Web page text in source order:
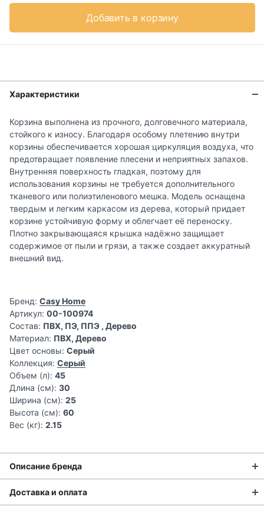
Добавить в корзину
Характеристики
Корзина выполнена из прочного, долговечного материала,
стойкого к износу. Благодаря особому плетению внутри
корзины обеспечивается хорошая циркуляция воздуха, что
предотвращает появление плесени и неприятных запахов.
Внутренняя поверхность гладкая, поэтому для
использования корзины не требуется дополнительного
тканевого или полиэтиленового мешка. Модель оснащена
твердым и легким каркасом из дерева, который придает
корзине устойчивую форму и облегчает её переноску.
Плотно закрывающаяся крышка надёжно защищает
содержимое от пыли и грязи, а также создает аккуратный
внешний вид.
Бренд: Casy Home
Артикул: 00-100974
Состав: ПВХ, ПЭ, ППЭ , Дерево
Материал: ПВХ, Дерево
Цвет основы: Серый
Коллекция: Серый
Объем (л): 45
Длина (см): 30
Ширина (см): 25
Высота (см): 60
Вес (кг): 2.15
Описание бренда
Системы хранения Casy Home подойдут тем, кто любит,
когда вещи лежат на своих местах и при этом не требуют
Доставка и оплата